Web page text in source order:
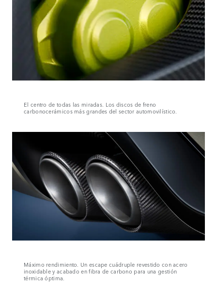
El centro de todas las miradas. Los discos de freno
carbonocerámicos más grandes del sector automovilístico.
Máximo rendimiento. Un escape cuádruple revestido con acero
inoxidable y acabado en fibra de carbono para una gestión
térmica óptima.